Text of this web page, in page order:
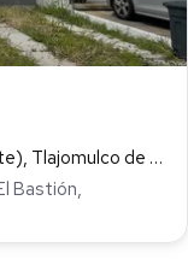
Av. Casa Fuerte 191, El Alcázar (Casa Fuerte), Tlajomulco de Zúñiga
Bastión,